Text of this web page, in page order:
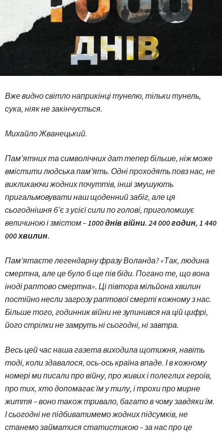
Вже видно світло наприкінці тунелю, тільки тунель,
сука, ніяк не закінчується.
Михайло Жванецький.
Пам’ятних та символічних дат тепер більше, ніж може
вмістити людська пам’ять. Одні проходять повз нас, не
викликаючи жодних почуттів, інші змушують
пригальмовувати наш щоденний забіг, але ця
сьогоднішня б’є з усієї сили по голові, приголомшує
величиною і змістом –1000 днів війни. 24 000 годин, 1 440
000 хвилин.
Пам’ятаєте легендарну фразу Воланда? «Так, людина
смертна, але це було б ще пів біди. Погано те, що вона
іноді раптово смертна». Ці півтора мільйона хвилин
постійно несли загрозу раптової смерті кожному з нас.
Більше того, годинник війни не зупинився на цій цифрі,
його стрілки не замруть ні сьогодні, ні завтра.
Весь цей час наша газета виходила щотижня, навіть
тоді, коли здавалося, ось-ось країна впаде. І в кожному
номері ми писали про війну, про живих і полеглих героїв,
про тих, хто допомагає їм у тилу, і трохи про мирне
життя – воно також тривало, багато в чому завдяки їм.
І сьогодні не підбиватимемо жодних підсумків, не
станемо займатися статистикою – за нас про це